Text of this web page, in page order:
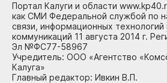
Портал Калуги и области
как СМИ Федеральной службой по
связи, информационных
коммуникаций 11 августа 2014 г.
Эл №ФС77-58967
Учредитель: ООО «Агентство
Калуга»
Главный редактор: Ивкин В.П.